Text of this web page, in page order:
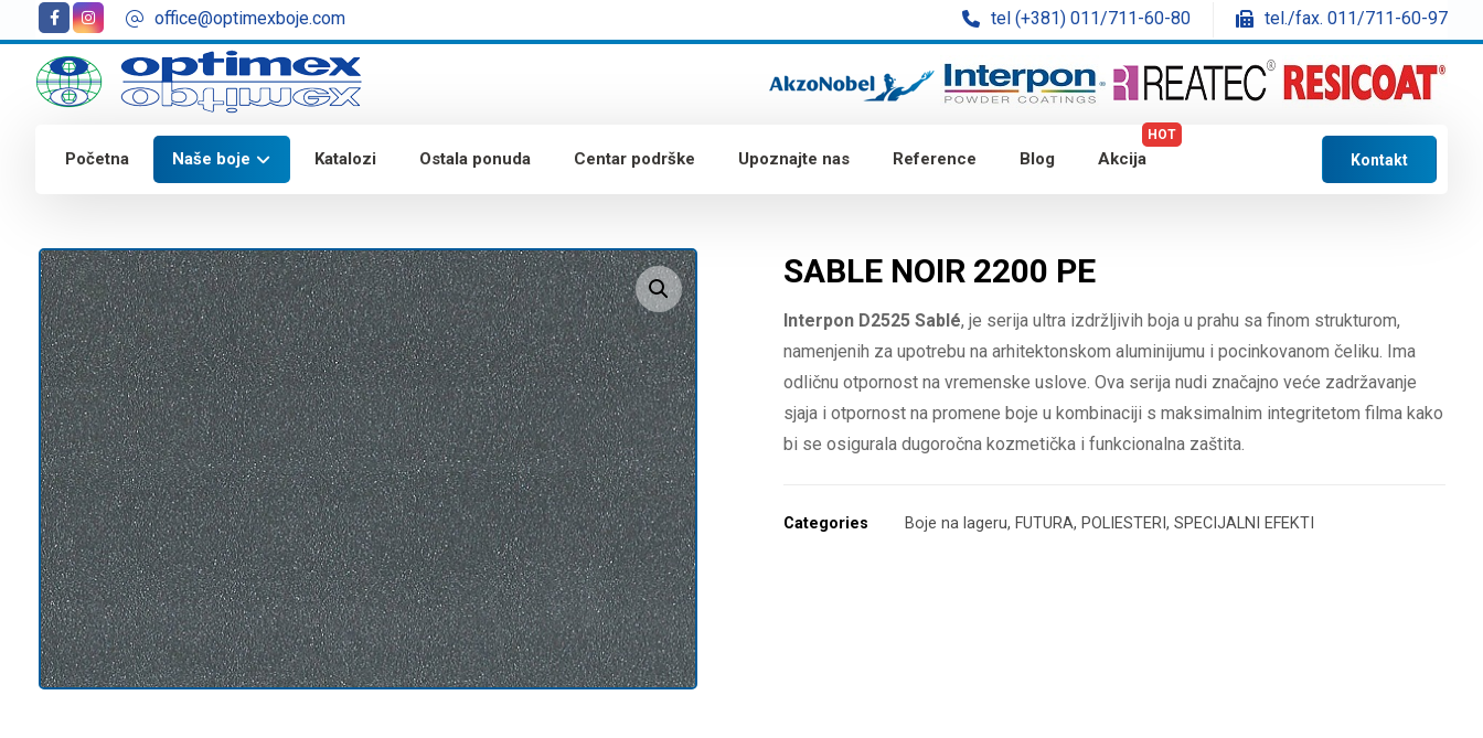
office@optimexboje.com tel./fax. 011/711-60-97
tel (+381) 011/711-60-80
Početna Naše boje Katalozi Ostala ponuda Centar podrške Upoznajte nas Reference Blog Akcija
HOT
Kontakt
Enlarge the image SABLE NOIR 2200 PE
Interpon D2525 Sablé, je serija ultra izdržljivih boja u prahu sa finom strukturom,
namenjenih za upotrebu na arhitektonskom aluminijumu i pocinkovanom čeliku. Ima
odličnu otpornost na vremenske uslove. Ova serija nudi značajno veće zadržavanje
sjaja i otpornost na promene boje u kombinaciji s maksimalnim integritetom filma kako
bi se osigurala dugoročna kozmetička i funkcionalna zaštita.
Categories Boje na lageru, FUTURA, POLIESTERI,SPECIJALNI EFEKTI